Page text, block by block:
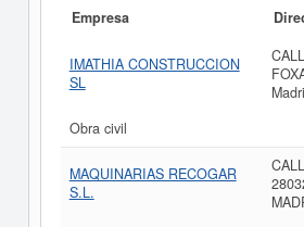
Empresa
IMATHIA CONSTRUCCION
SL
Obra civil
MAQUINARIAS RECOGAR
S.L.